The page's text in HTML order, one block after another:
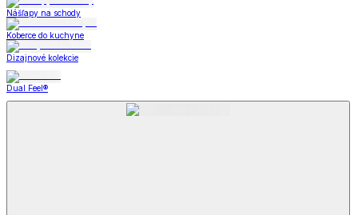
Nášľapy na schody
Koberce do kuchyne
Dizajnové kolekcie
Dual Feel®